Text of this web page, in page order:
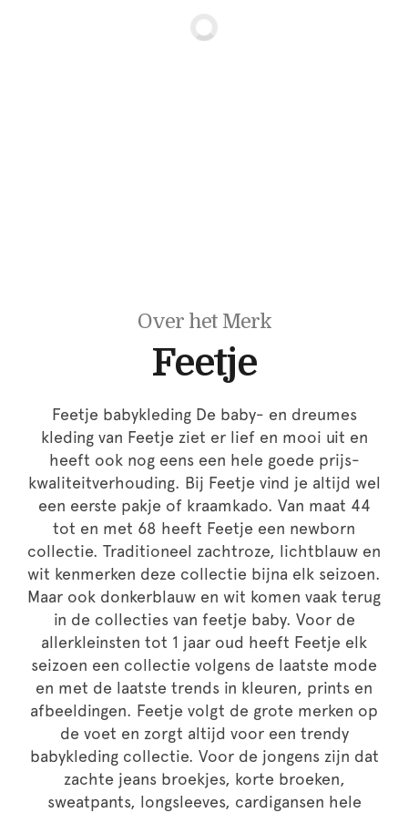
Over het Merk
Feetje
Feetje babykleding De baby- en dreumes
kleding van Feetje ziet er lief en mooi uit en
heeft ook nog eens een hele goede prijs-
kwaliteitverhouding. Bij Feetje vind je altijd wel
een eerste pakje of kraamkado. Van maat 44
tot en met 68 heeft Feetje een newborn
collectie. Traditioneel zachtroze, lichtblauw en
wit kenmerken deze collectie bijna elk seizoen.
Maar ook donkerblauw en wit komen vaak terug
in de collecties van feetje baby. Voor de
allerkleinsten tot 1 jaar oud heeft Feetje elk
seizoen een collectie volgens de laatste mode
en met de laatste trends in kleuren, prints en
afbeeldingen. Feetje volgt de grote merken op
de voet en zorgt altijd voor een trendy
babykleding collectie. Voor de jongens zijn dat
zachte jeans broekjes, korte broeken,
sweatpants, longsleeves, cardigansen hele